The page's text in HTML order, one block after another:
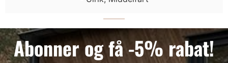
Abonner og få -5% rabat!